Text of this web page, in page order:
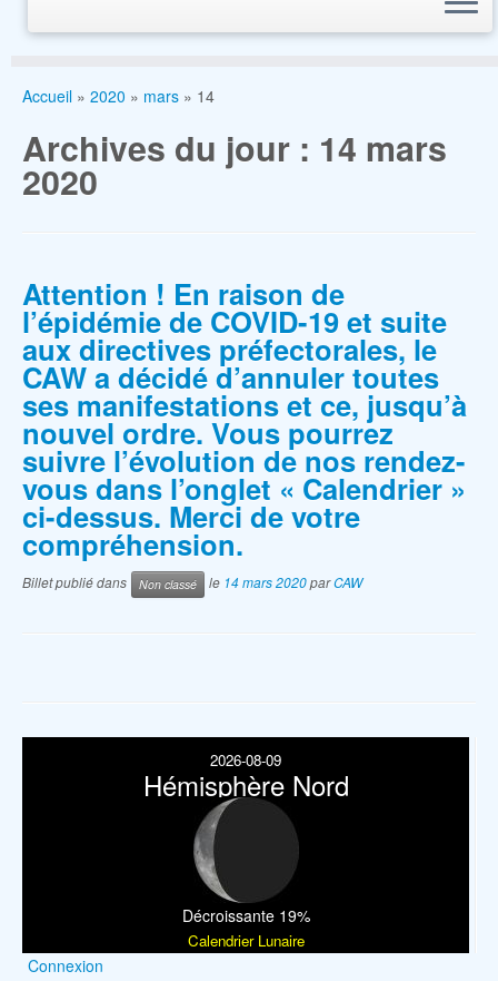
Accueil » 2020 » mars » 14
Archives du jour : 14 mars
2020
Attention ! En raison de
l’épidémie de COVID-19 et suite
aux directives préfectorales, le
CAW a décidé d’annuler toutes
ses manifestations et ce, jusqu’à
nouvel ordre. Vous pourrez
suivre l’évolution de nos rendez-
vous dans l’onglet « Calendrier »
ci-dessus. Merci de votre
compréhension.
Billet publié dans Non classé le 14 mars 2020parCAW
2026-08-09
Hémisphère Nord
Décroissante 19%
Calendrier Lunaire
Connexion